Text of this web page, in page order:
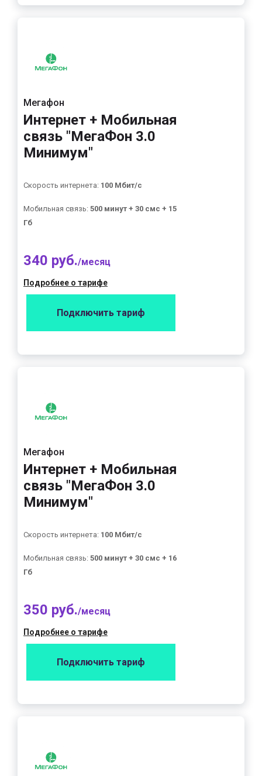
Мегафон
Интернет + Мобильная
связь "МегаФон 3.0
Минимум"
Скорость интернета: 100 Мбит/с
Мобильная связь: 500 минут + 30 смс + 15
Гб
340 руб./месяц
Подробнее о тарифе
Подключить тариф
Мегафон
Интернет + Мобильная
связь "МегаФон 3.0
Минимум"
Скорость интернета: 100 Мбит/с
Мобильная связь: 500 минут + 30 смс + 16
Гб
350 руб./месяц
Подробнее о тарифе
Подключить тариф